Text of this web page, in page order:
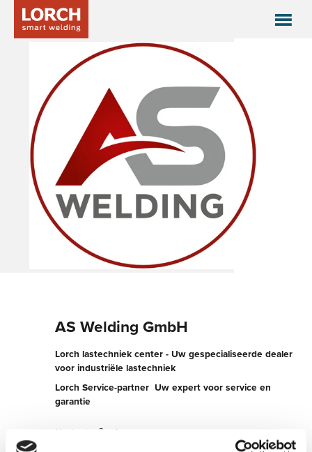
AS Welding GmbH
Lorch lastechniek center - Uw gespecialiseerde dealer
voor industriële lastechniek
Lorch Service-partner  Uw expert voor service en
garantie
Hertzstraße 4